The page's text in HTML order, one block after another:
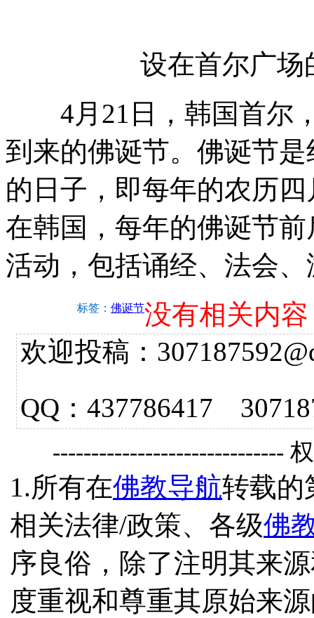
设在首尔广场
4月21日，韩国首尔，
到来的佛诞节。佛诞节
的日子，即每年的农历
在韩国，每年的佛诞节
活动，包括诵经、法会
标签： 佛诞节没有相关内容
欢迎投稿：
QQ：437786417
------------------------------
1.所有在佛教导航转载的
相关法律/政策、各级佛
序良俗，除了注明其来
度重视和尊重其原始来